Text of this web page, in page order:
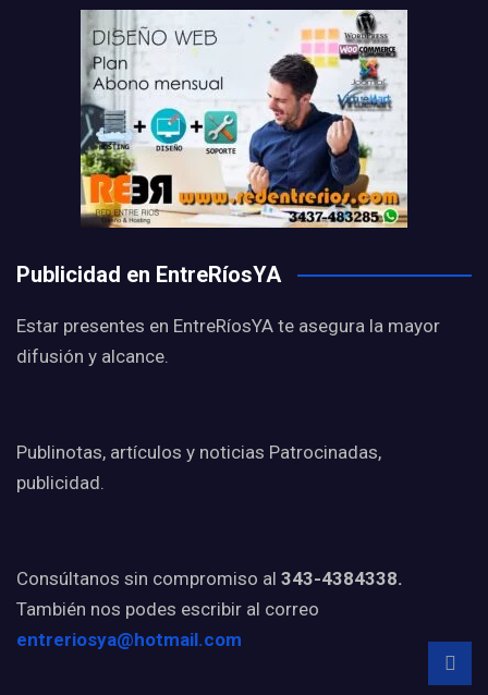
Publicidad en EntreRíosYA
Estar presentes en EntreRíosYA te asegura la mayor
difusión y alcance.
Publinotas, artículos y noticias Patrocinadas,
publicidad.
Consúltanos sin compromiso al 343-4384338.
También nos podes escribir al correo
entreriosya@hotmail.com